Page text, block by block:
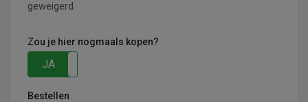
geweigerd.
Zou je hier nogmaals kopen?
JA
Bestellen